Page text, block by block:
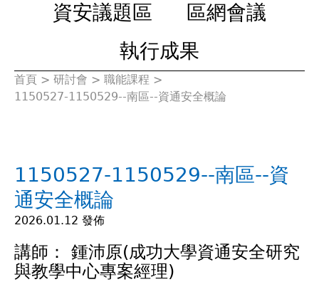
資安議題區
區網會議
執行成果
您
裡
首頁 > 研討會 > 職能課程 >
1150527-1150529--南區--資通安全概論
1150527-1150529--南區--資
通安全概論
2026.01.12 發佈
講師： 鍾沛原(成功大學資通安全研究
與教學中心專案經理)